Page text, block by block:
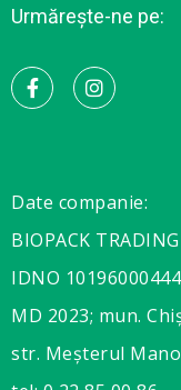
Urmărește-ne pe:
Date companie:
BIOPACK TRADING
IDNO
MD 2023; mun.
str. Meșterul